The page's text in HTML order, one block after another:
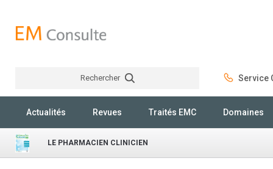
Rechercher Service
Actualités Revues Traités EMC Domaines
LE PHARMACIEN CLINICIEN